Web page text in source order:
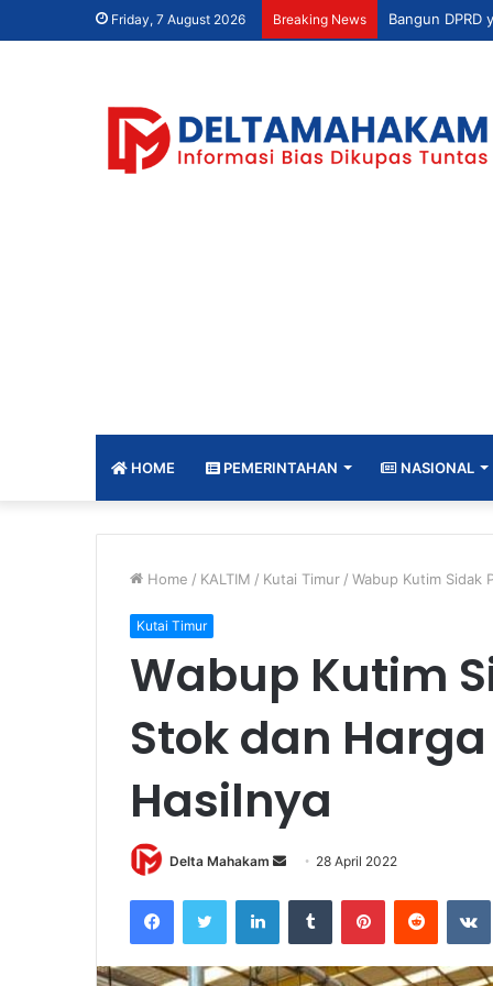
Friday, 7 August 2026 Breaking News
HOME PEMERINTAHAN NASIONAL
Home / KALTIM / Kutai Timur / Wabup Kutim Sidak
Kutai Timur
Wabup Kutim
Stok dan
Hasilnya
Delta Mahakam
d
a
28 April 2022